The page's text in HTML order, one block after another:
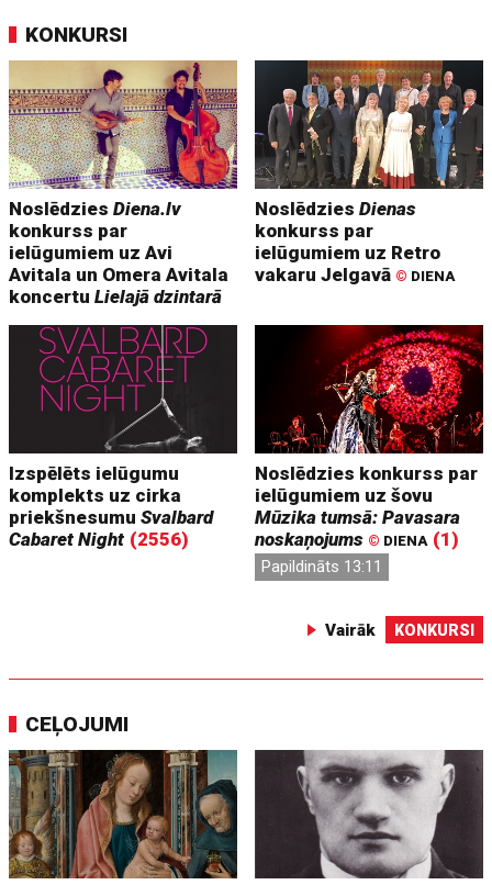
KONKURSI
NoslēdziesDiena.lv
konkurss par
ielūgumiem uz Avi
Avitala un Omera Avitala
koncertuLielajā dzintarā
NoslēdziesDienas
konkurss par
ielūgumiem uz Retro
vakaru Jelgavā © DIENA
Izspēlēts ielūgumu
komplekts uz cirka
priekšnesumuSvalbard
Cabaret Night (2556)
Noslēdzies konkurss par
ielūgumiem uz šovu
Mūzika tumsā: Pavasara
noskaņojums © DIENA (1)
Papildināts 13:11
Vairāk KONKURSI
CEĻOJUMI